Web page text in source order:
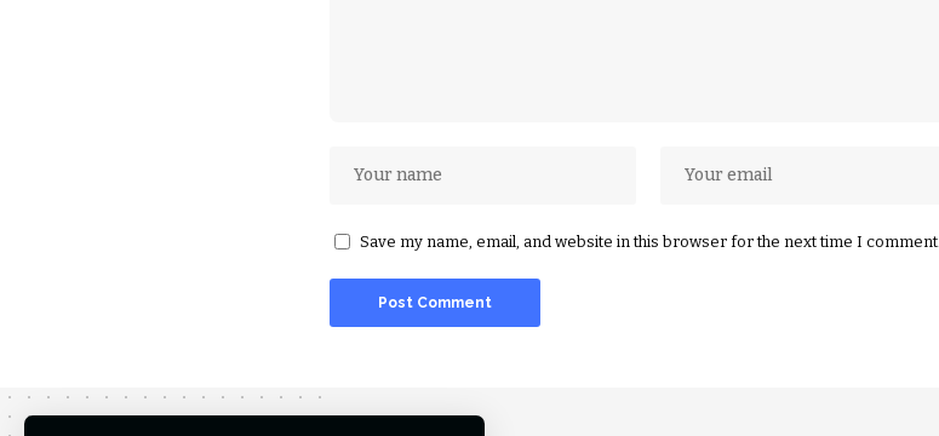
Save my name, email, and website in this browser for the next time I comment.